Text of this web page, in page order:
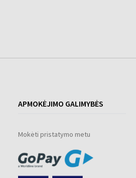
APMOKĖJIMO GALIMYBĖS
Mokėti pristatymo metu